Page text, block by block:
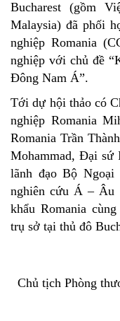
Bucharest (gồm
Malaysia) đã phối
nghiệp Romania
nghiệp với chủ đề
Đông Nam Á”.
Tới dự hội thảo có
nghiệp Romania
Romania Trần
Mohammad, Đại sứ
lãnh đạo Bộ
nghiên cứu Á – Âu
khẩu Romania
trụ sở tại thủ đô
Chủ tịch Phòng